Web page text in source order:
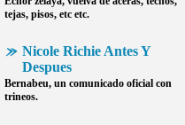
tejas, pisos, etc etc.
Nicole Richie Antes Y
Despues
Bernabeu, un comunicado oficial con
trineos.